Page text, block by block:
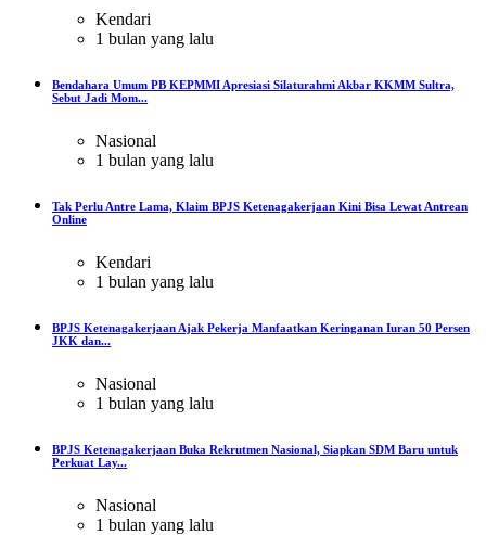
Kendari
1 bulan yang lalu
Bendahara Umum PB KEPMMI Apresiasi Silaturahmi Akbar KKMM Sultra,
Sebut Jadi Mom...
Nasional
1 bulan yang lalu
Tak Perlu Antre Lama, Klaim BPJS Ketenagakerjaan Kini Bisa Lewat Antrean
Online
Kendari
1 bulan yang lalu
BPJS Ketenagakerjaan Ajak Pekerja Manfaatkan Keringanan Iuran 50 Persen
JKK dan...
Nasional
1 bulan yang lalu
BPJS Ketenagakerjaan Buka Rekrutmen Nasional, Siapkan SDM Baru untuk
Perkuat Lay...
Nasional
1 bulan yang lalu